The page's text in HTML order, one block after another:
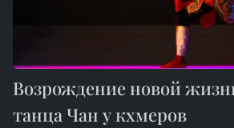
Возрождение новой
танца Чан у кхмеров